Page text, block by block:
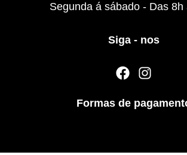
Segunda á sábado - Das 8h
Siga - nos
F
c
I
s
t
Formas de